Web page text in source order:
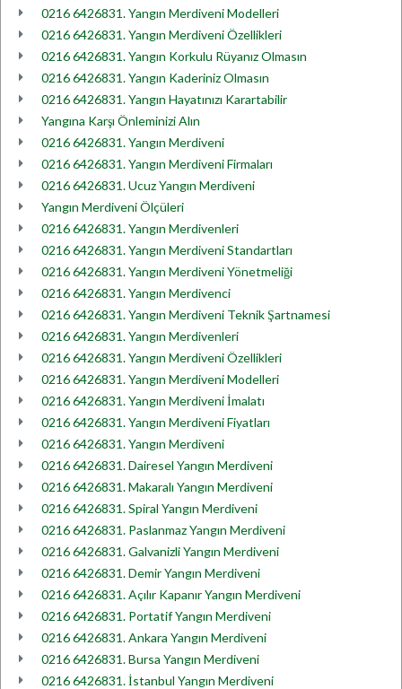
0216 6426831. Yangın Merdiveni Modelleri
0216 6426831. Yangın Merdiveni Özellikleri
0216 6426831. Yangın Korkulu Rüyanız Olmasın
0216 6426831. Yangın Kaderiniz Olmasın
0216 6426831. Yangın Hayatınızı Karartabilir
Yangına Karşı Önleminizi Alın
0216 6426831. Yangın Merdiveni
0216 6426831. Yangın Merdiveni Firmaları
0216 6426831. Ucuz Yangın Merdiveni
Yangın Merdiveni Ölçüleri
0216 6426831. Yangın Merdivenleri
0216 6426831. Yangın Merdiveni Standartları
0216 6426831. Yangın Merdiveni Yönetmeliği
0216 6426831. Yangın Merdivenci
0216 6426831. Yangın Merdiveni Teknik Şartnamesi
0216 6426831. Yangın Merdivenleri
0216 6426831. Yangın Merdiveni Özellikleri
0216 6426831. Yangın Merdiveni Modelleri
0216 6426831. Yangın Merdiveni İmalatı
0216 6426831. Yangın Merdiveni Fiyatları
0216 6426831. Yangın Merdiveni
0216 6426831. Dairesel Yangın Merdiveni
0216 6426831. Makaralı Yangın Merdiveni
0216 6426831. Spiral Yangın Merdiveni
0216 6426831. Paslanmaz Yangın Merdiveni
0216 6426831. Galvanizli Yangın Merdiveni
0216 6426831. Demir Yangın Merdiveni
0216 6426831. Açılır Kapanır Yangın Merdiveni
0216 6426831. Portatif Yangın Merdiveni
0216 6426831. Ankara Yangın Merdiveni
0216 6426831. Bursa Yangın Merdiveni
0216 6426831. İstanbul Yangın Merdiveni